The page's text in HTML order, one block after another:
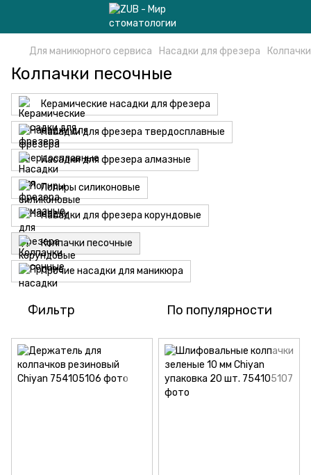
Для маникюрного сервиса Насадки для фрезера
Колпачки песочные
Керамические насадки для фрезера
Насадки для фрезера твердосплавные
Насадки для фрезера алмазные
Полиры силиконовые
Насадки для фрезера корундовые
Колпачки песочные
Прочие насадки для маникюра
Фильтр По популярности